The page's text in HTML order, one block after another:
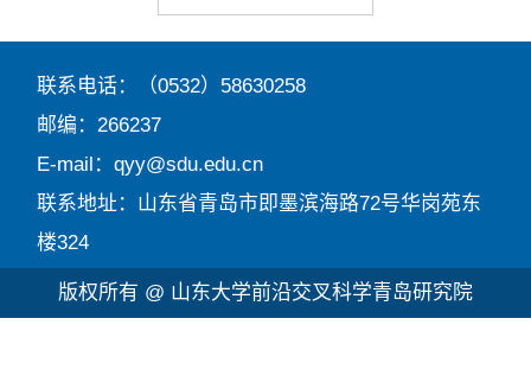
联系电话：（0532）58630258
邮编：266237
E-mail：qyy@sdu.edu.cn
联系地址：山东省青岛市即墨滨海路72号华岗苑东
楼324
版权所有 @ 山东大学前沿交叉科学青岛研究院